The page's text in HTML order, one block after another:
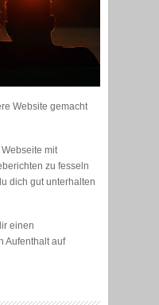
Website gemacht
mit
zu fesseln
dich gut unterhalten
einen
Aufenthalt auf